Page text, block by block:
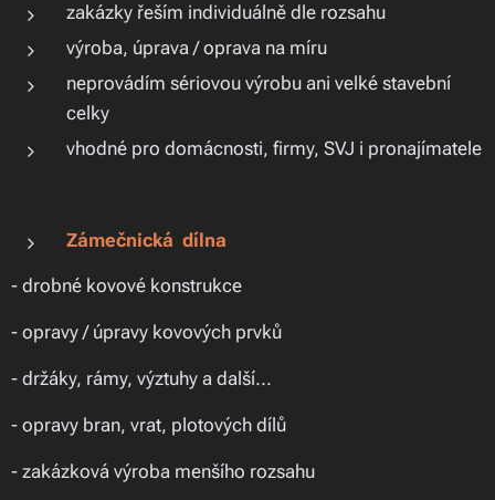
zakázky řeším individuálně dle rozsahu
výroba, úprava / oprava na míru
neprovádím sériovou výrobu ani velké stavební
celky
vhodné pro domácnosti, firmy, SVJ i pronajímatele
Zámečnická dílna
- drobné kovové konstrukce
- opravy / úpravy kovových prvků
- držáky, rámy, výztuhy a další...
- opravy bran, vrat, plotových dílů
- zakázková výroba menšího rozsahu